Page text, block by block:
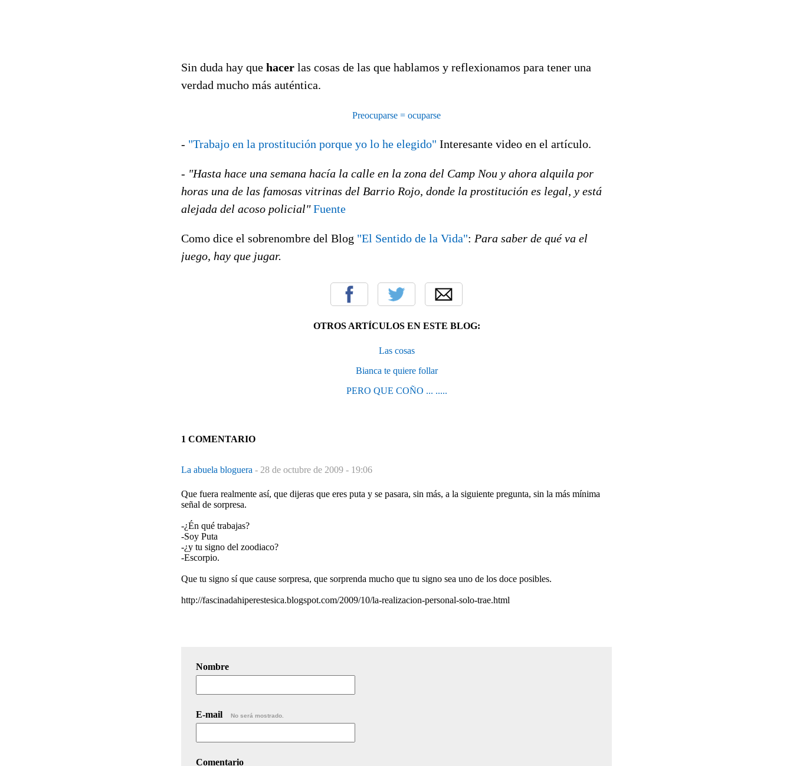
Sin duda hay que hacer las cosas de las que hablamos y reflexionamos para tener una
verdad mucho más auténtica.
Preocuparse = ocuparse
- "Trabajo en la prostitución porque yo lo he elegido" Interesante video en el artículo.
- "Hasta hace una semana hacía la calle en la zona del Camp Nou y ahora alquila por
horas una de las famosas vitrinas del Barrio Rojo, donde la prostitución es legal, y está
alejada del acoso policial" Fuente
Como dice el sobrenombre del Blog "El Sentido de la Vida": Para saber de qué va el
juego, hay que jugar.
OTROS ARTÍCULOS EN ESTE BLOG:
Las cosas
Bianca te quiere follar
PERO QUE COÑO ... .....
1 COMENTARIO
La abuela bloguera - 28 de octubre de 2009 - 19:06
Que fuera realmente así, que dijeras que eres puta y se pasara, sin más, a la siguiente pregunta, sin la más mínima
señal de sorpresa.
-¿Én qué trabajas?
-Soy Puta
-¿y tu signo del zoodiaco?
-Escorpio.
Que tu signo sí que cause sorpresa, que sorprenda mucho que tu signo sea uno de los doce posibles.
http://fascinadahiperestesica.blogspot.com/2009/10/la-realizacion-personal-solo-trae.html
Nombre
E-mail No será mostrado.
Comentario